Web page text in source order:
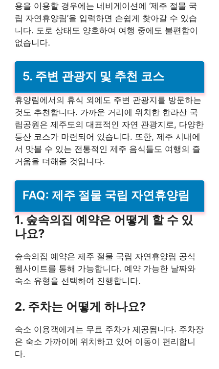
용을 이용할 경우에는 네비게이션에 ‘제주 절물 국
립 자연휴양림’을 입력하면 손쉽게 찾아갈 수 있습
니다. 도로 상태도 양호하여 여행 중에도 불편함이
없습니다.
5. 주변 관광지 및 추천 코스
휴양림에서의 휴식 외에도 주변 관광지를 방문하는
것도 추천합니다. 가까운 거리에 위치한 한라산 국
립공원은 제주도의 대표적인 자연 관광지로, 다양한
등산 코스가 마련되어 있습니다. 또한, 제주 시내에
서 맛볼 수 있는 전통적인 제주 음식들도 여행의 즐
거움을 더해줄 것입니다.
FAQ: 제주 절물 국립 자연휴양림
1. 숲속의집 예약은 어떻게 할 수 있
나요?
숲속의집 예약은 제주 절물 국립 자연휴양림 공식
웹사이트를 통해 가능합니다. 예약 가능한 날짜와
숙소 유형을 선택하여 진행합니다.
2. 주차는 어떻게 하나요?
숙소 이용객에게는 무료 주차가 제공됩니다. 주차장
은 숙소 가까이에 위치하고 있어 이동이 편리합니
다.